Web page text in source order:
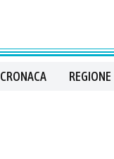
CRONACA REGIONE